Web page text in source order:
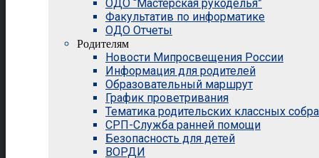
ОДО “Мастерская рукоделья”
Факультатив по информатике
ОДО Отчеты
Родителям
Новости Мипросвещения России
Информация для родителей
Образовательный маршрут
График проветривания
Тематика родительских классных
СРП-Служба ранней помощи
Безопасность для детей
ВОРДИ